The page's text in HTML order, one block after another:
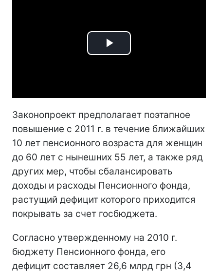
Play
Законопроект предполагает поэтапное
повышение с 2011 г. в течение ближайших
10 лет пенсионного возраста для женщин
до 60 лет с нынешних 55 лет, а также ряд
других мер, чтобы сбалансировать
доходы и расходы Пенсионного фонда,
растущий дефицит которого приходится
покрывать за счет госбюджета.
Согласно утвержденному на 2010 г.
бюджету Пенсионного фонда, его
дефицит составляет 26,6 млрд грн (3,4